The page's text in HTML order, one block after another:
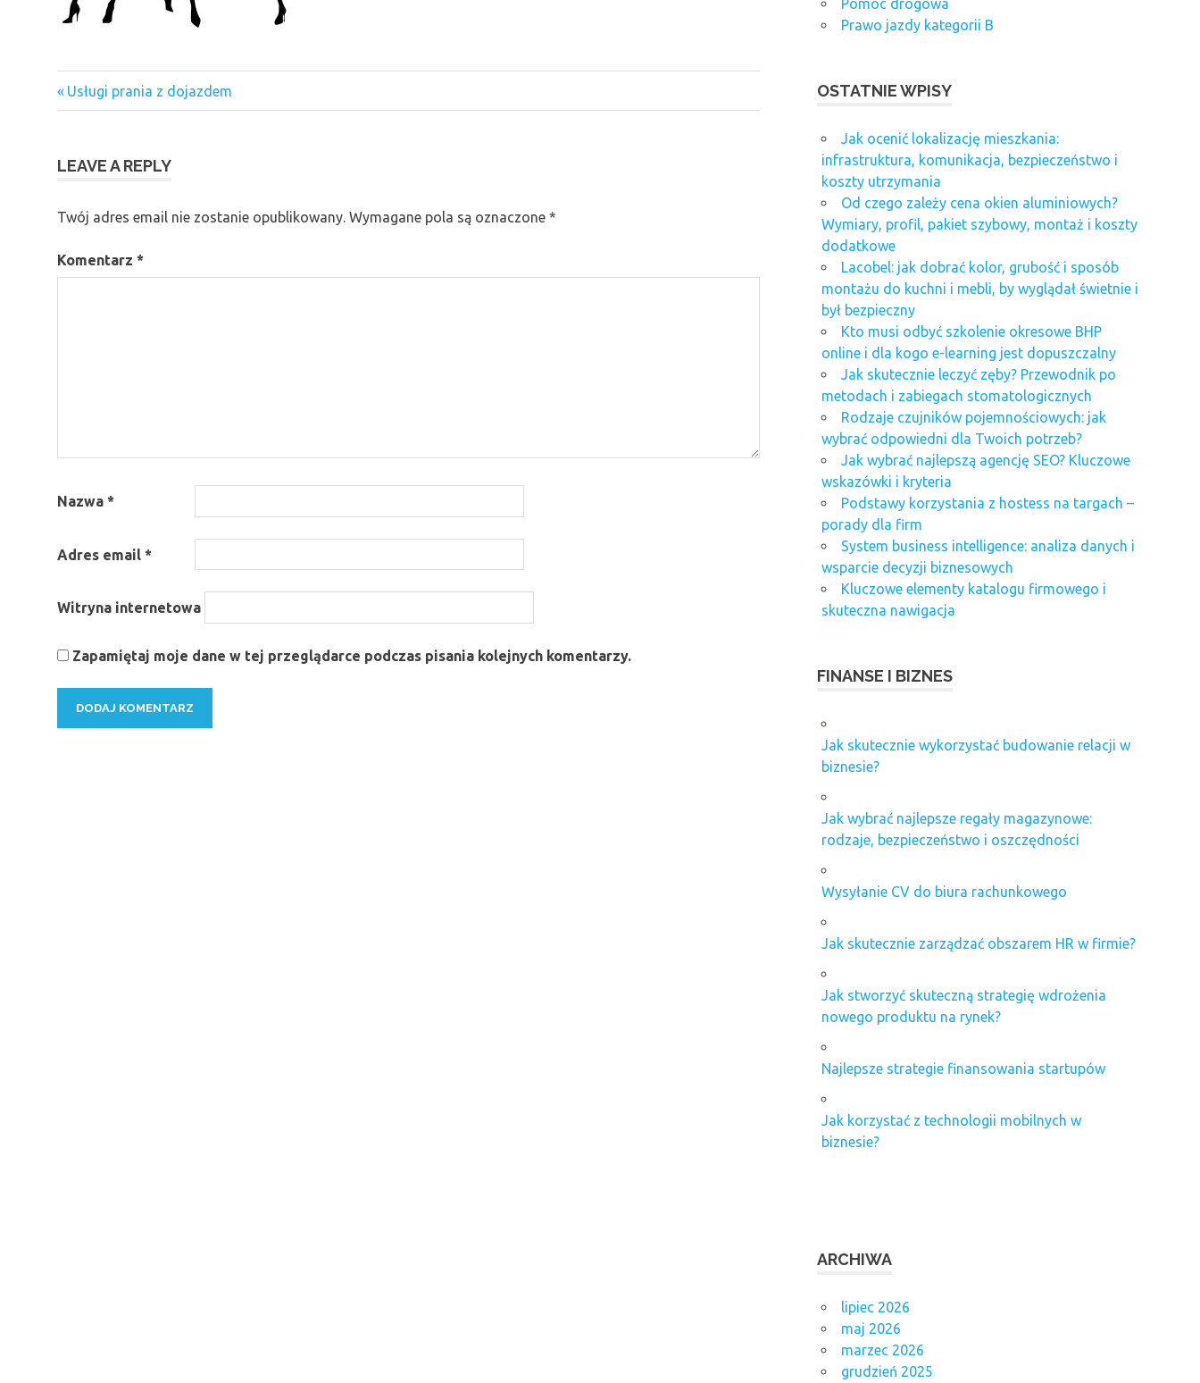
Nawigacja
Previous
Post:
Usługi prania z dojazdem
LEAVE A REPLY
Twój adres email nie zostanie opublikowany. Wymagane pola są oznaczone *
Komentarz *
Nazwa *
Adres email *
Witryna internetowa
Zapamiętaj moje dane w tej przeglądarce podczas pisania kolejnych komentarzy.
Pomoc drogowa
Prawo jazdy kategorii B
OSTATNIE WPISY
Jak ocenić lokalizację mieszkania:
infrastruktura, komunikacja, bezpieczeństwo i
koszty utrzymania
Od czego zależy cena okien aluminiowych?
Wymiary, profil, pakiet szybowy, montaż i koszty
dodatkowe
Lacobel: jak dobrać kolor, grubość i sposób
montażu do kuchni i mebli, by wyglądał świetnie i
był bezpieczny
Kto musi odbyć szkolenie okresowe BHP
online i dla kogo e-learning jest dopuszczalny
Jak skutecznie leczyć zęby? Przewodnik po
metodach i zabiegach stomatologicznych
Rodzaje czujników pojemnościowych: jak
wybrać odpowiedni dla Twoich potrzeb?
Jak wybrać najlepszą agencję SEO? Kluczowe
wskazówki i kryteria
Podstawy korzystania z hostess na targach –
porady dla firm
System business intelligence: analiza danych i
wsparcie decyzji biznesowych
Kluczowe elementy katalogu firmowego i
skuteczna nawigacja
FINANSE I BIZNES
Jak skutecznie wykorzystać budowanie relacji w
biznesie?
Jak wybrać najlepsze regały magazynowe:
rodzaje, bezpieczeństwo i oszczędności
Wysyłanie CV do biura rachunkowego
Jak skutecznie zarządzać obszarem HR w firmie?
Jak stworzyć skuteczną strategię wdrożenia
nowego produktu na rynek?
Najlepsze strategie finansowania startupów
Jak korzystać z technologii mobilnych w
biznesie?
ARCHIWA
lipiec 2026
maj 2026
marzec 2026
grudzień 2025